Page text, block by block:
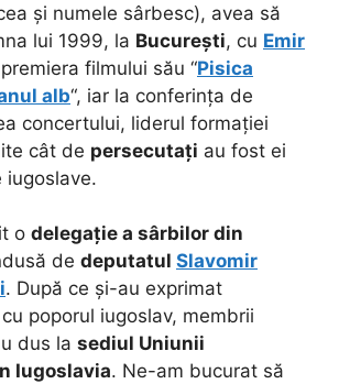
și numele sârbesc), avea să
lui 1999, la București, cu Emir
filmului său “Pisica
alb“, iar la conferința de
concertului, liderul formației
cât de persecutați au fost ei
iugoslave.
o delegație a sârbilor din
de deputatul Slavomir
. După ce și-au exprimat
cu poporul iugoslav, membrii
dus la sediul Uniunii
Iugoslavia. Ne-am bucurat să